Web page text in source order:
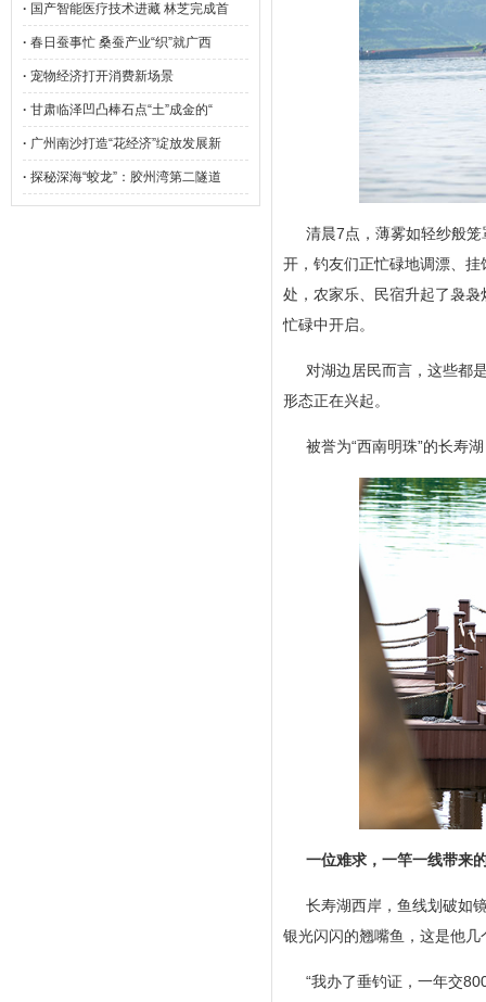
· 国产智能医疗技术进藏 林芝完成首
· 春日蚕事忙 桑蚕产业“织”就广西
· 宠物经济打开消费新场景
· 甘肃临泽凹凸棒石点“土”成金的“
· 广州南沙打造“花经济”绽放发展新
· 探秘深海“蛟龙”：胶州湾第二隧道
清晨7点，薄雾如轻纱般
开，钓友们正忙碌地调漂、
处，农家乐、民宿升起了袅
忙碌中开启。
对湖边居民而言，这些都
形态正在兴起。
被誉为“西南明珠”的长寿
一位难求，一竿一线带来
长寿湖西岸，鱼线划破如
银光闪闪的翘嘴鱼，这是他
“我办了垂钓证，一年交